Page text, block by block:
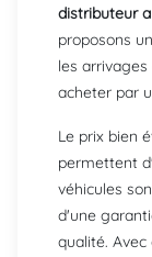
distributeur
proposons
les
acheter par
Le prix bien
permettent d'
véhicules
d'une
qualité. Avec